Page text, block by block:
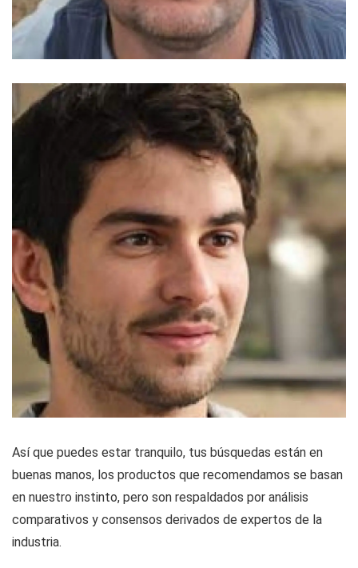
Así que puedes estar tranquilo, tus búsquedas están en
buenas manos, los productos que recomendamos se basan
en nuestro instinto, pero son respaldados por análisis
comparativos y consensos derivados de expertos de la
industria.